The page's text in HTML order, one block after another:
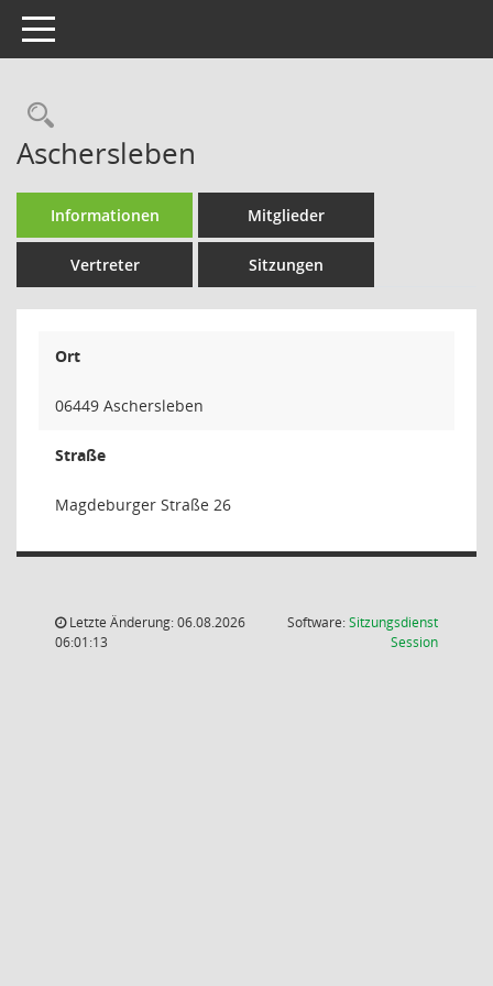
Toggle navigation
Rechercheauswahl
Aschersleben
Informationen Mitglieder
Vertreter Sitzungen
Ort
06449 Aschersleben
Straße
Magdeburger Straße 26
Letzte Änderung: 06.08.2026
06:01:13
Software:Sitzungsdienst
Session(Wird in